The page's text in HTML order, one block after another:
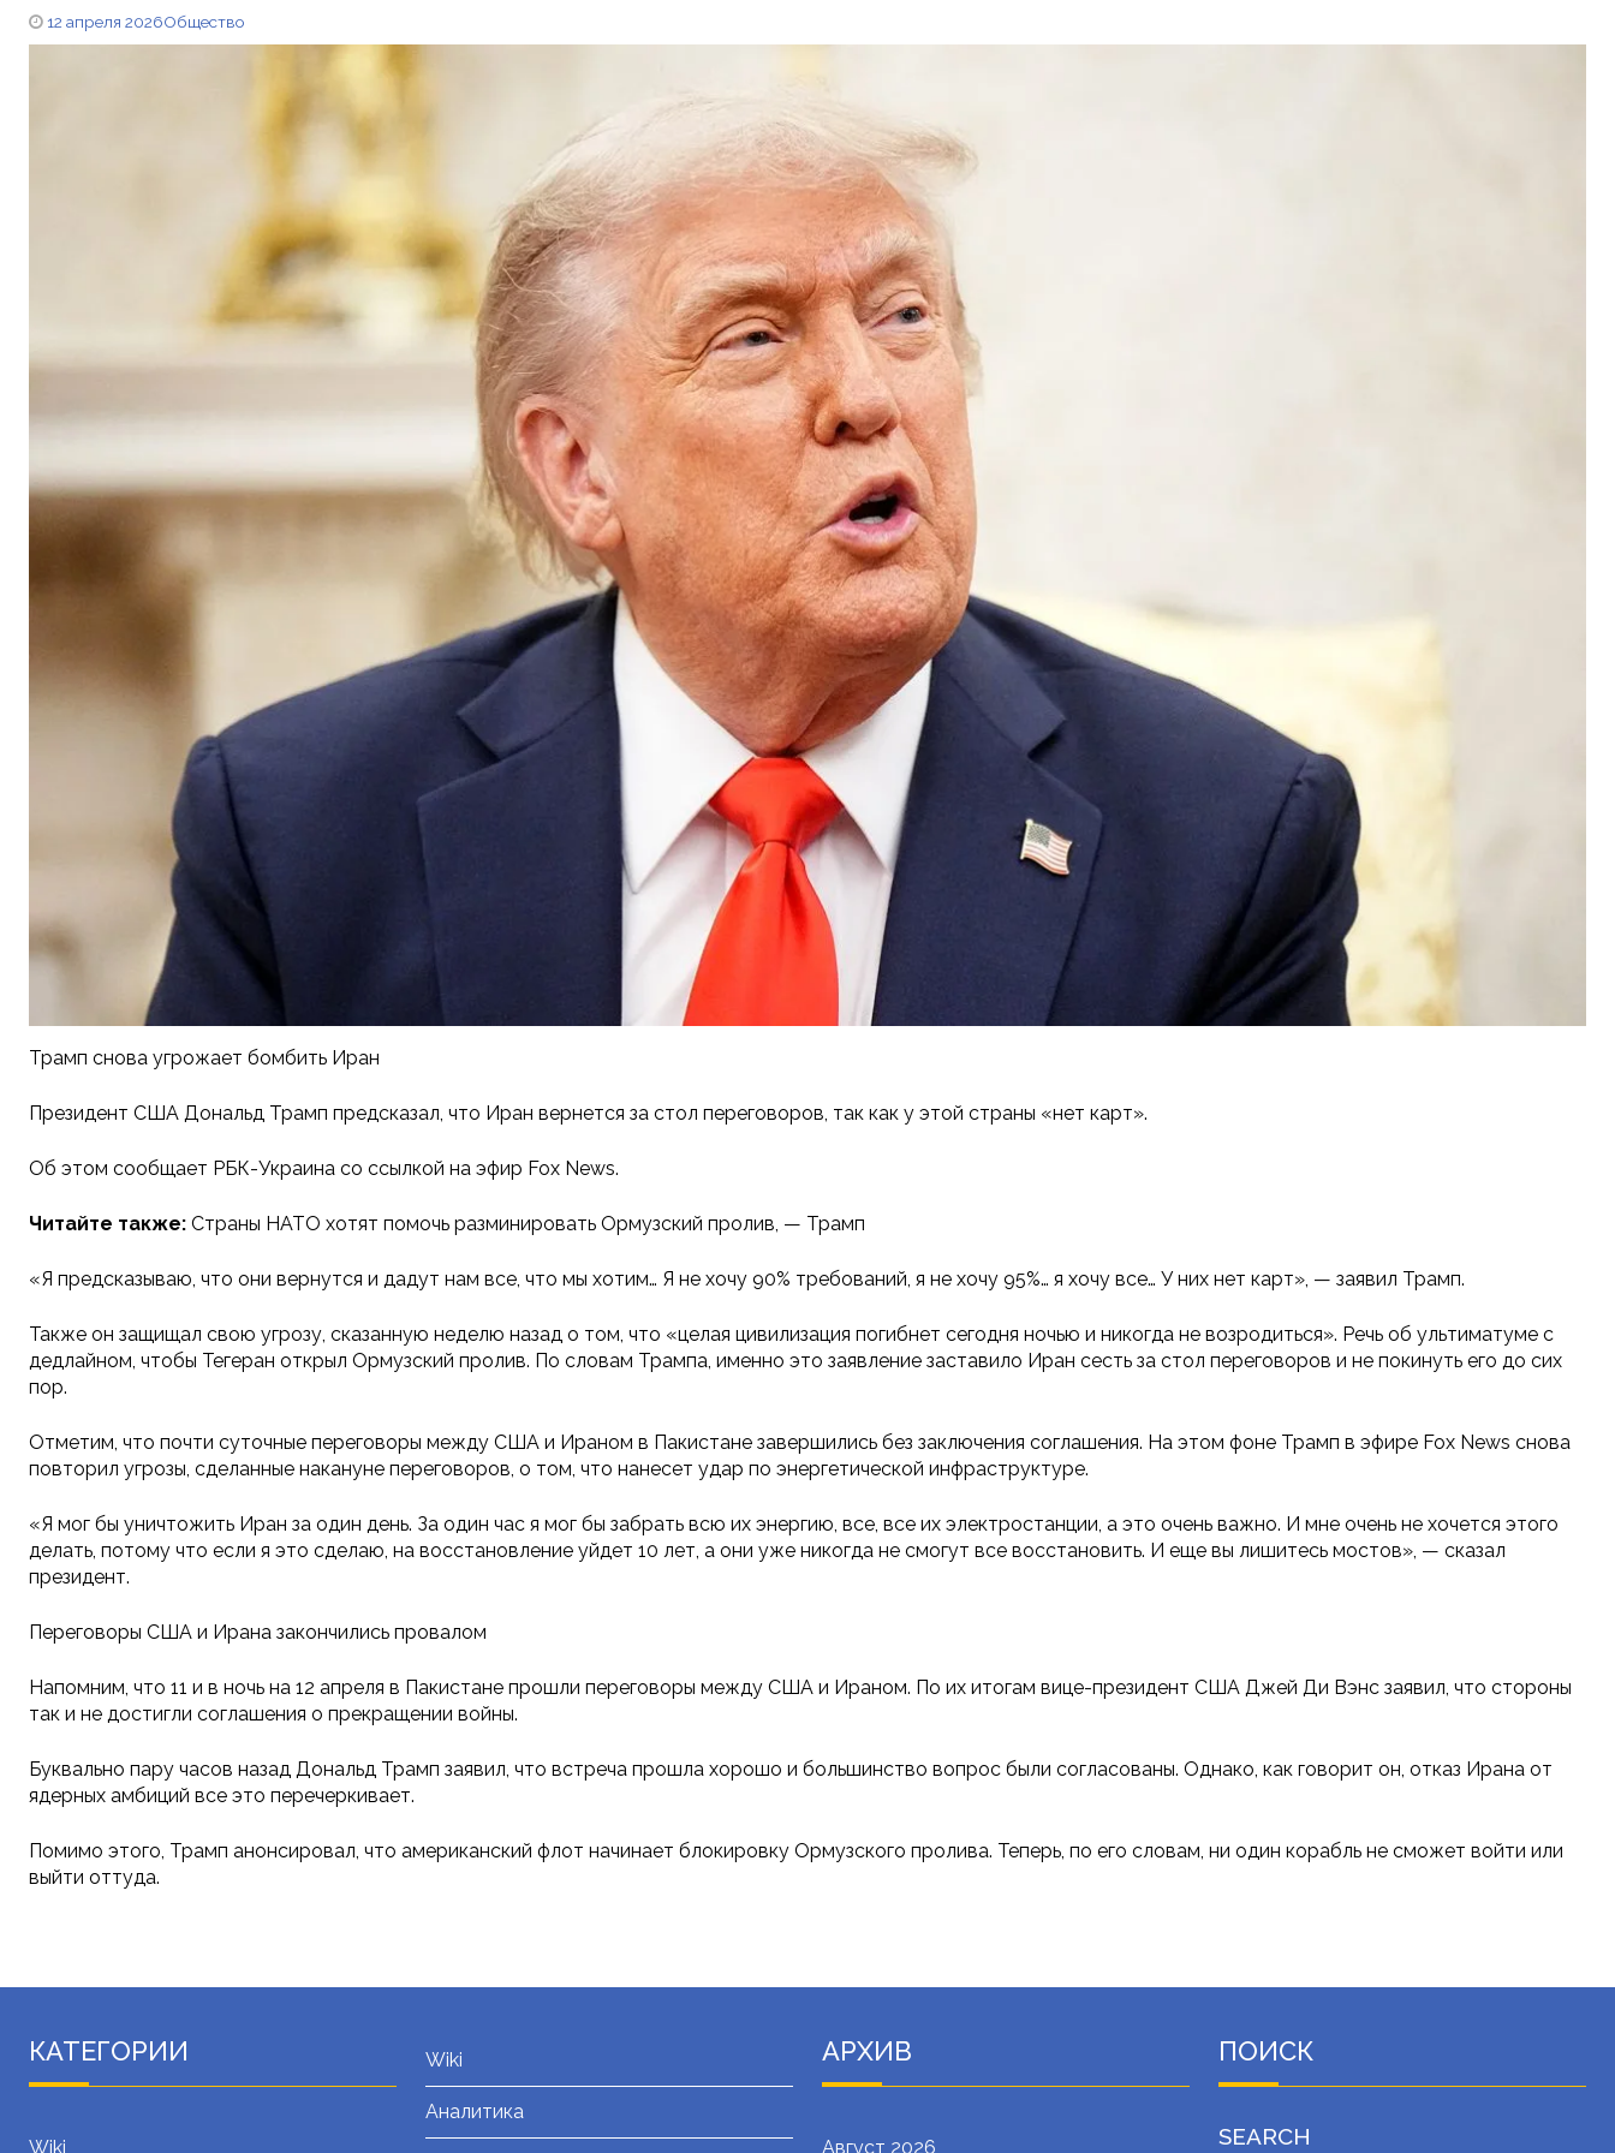
12 апреля 2026Общество
Трамп снова угрожает бомбить Иран
Президент США Дональд Трамп предсказал, что Иран вернется за стол переговоров, так как у этой страны «нет карт».
Об этом сообщает РБК-Украина со ссылкой на эфир Fox News.
Читайте также: Страны НАТО хотят помочь разминировать Ормузский пролив, — Трамп
«Я предсказываю, что они вернутся и дадут нам все, что мы хотим… Я не хочу 90% требований, я не хочу 95%… я хочу все… У них нет карт», — заявил Трамп.
Также он защищал свою угрозу, сказанную неделю назад о том, что «целая цивилизация погибнет сегодня ночью и никогда не возродиться». Речь об ультиматуме с
дедлайном, чтобы Тегеран открыл Ормузский пролив. По словам Трампа, именно это заявление заставило Иран сесть за стол переговоров и не покинуть его до сих
пор.
Отметим, что почти суточные переговоры между США и Ираном в Пакистане завершились без заключения соглашения. На этом фоне Трамп в эфире Fox News снова
повторил угрозы, сделанные накануне переговоров, о том, что нанесет удар по энергетической инфраструктуре.
«Я мог бы уничтожить Иран за один день. За один час я мог бы забрать всю их энергию, все, все их электростанции, а это очень важно. И мне очень не хочется этого
делать, потому что если я это сделаю, на восстановление уйдет 10 лет, а они уже никогда не смогут все восстановить. И еще вы лишитесь мостов», — сказал
президент.
Переговоры США и Ирана закончились провалом
Напомним, что 11 и в ночь на 12 апреля в Пакистане прошли переговоры между США и Ираном. По их итогам вице-президент США Джей Ди Вэнс заявил, что стороны
так и не достигли соглашения о прекращении войны.
Буквально пару часов назад Дональд Трамп заявил, что встреча прошла хорошо и большинство вопрос были согласованы. Однако, как говорит он, отказ Ирана от
ядерных амбиций все это перечеркивает.
Помимо этого, Трамп анонсировал, что американский флот начинает блокировку Ормузского пролива. Теперь, по его словам, ни один корабль не сможет войти или
выйти оттуда.
КАТЕГОРИИ
Wiki
Wiki
Аналитика
АРХИВ
Август 2026
ПОИСК
SEARCH